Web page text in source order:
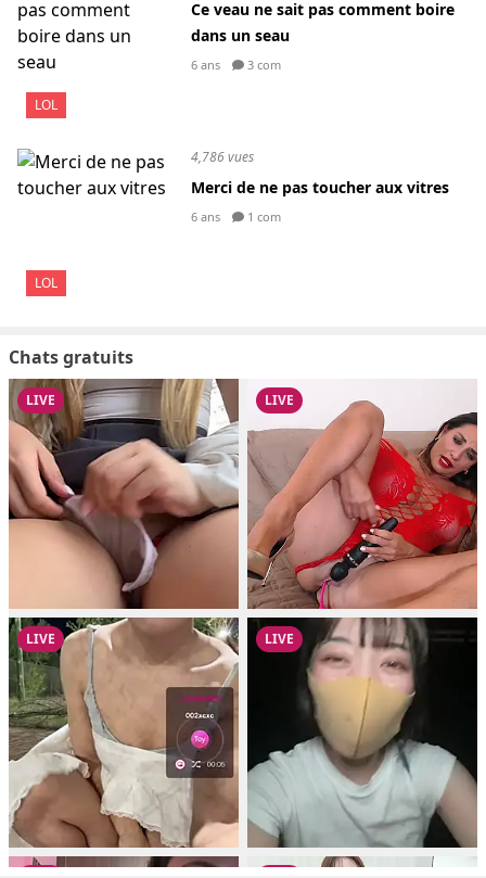
LOL
Ce veau ne sait pas comment boire
dans un seau
6 ans 3 com
LOL
4,786 vues
Merci de ne pas toucher aux vitres
6 ans 1 com
Chats gratuits